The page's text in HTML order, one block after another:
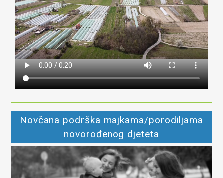
Novčana podrška majkama/porodiljama
novorođenog djeteta